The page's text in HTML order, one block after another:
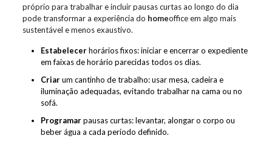
próprio para trabalhar e incluir pausas curtas ao longo do dia
pode transformar a experiência do homeoffice em algo mais
sustentável e menos exaustivo.
Estabelecerhorários fixos: iniciar e encerrar o expediente
em faixas de horário parecidas todos os dias.
Criarum cantinho de trabalho: usar mesa, cadeira e
iluminação adequadas, evitando trabalhar na cama ou no
sofá.
Programarpausas curtas: levantar, alongar o corpo ou
beber água a cada período definido.